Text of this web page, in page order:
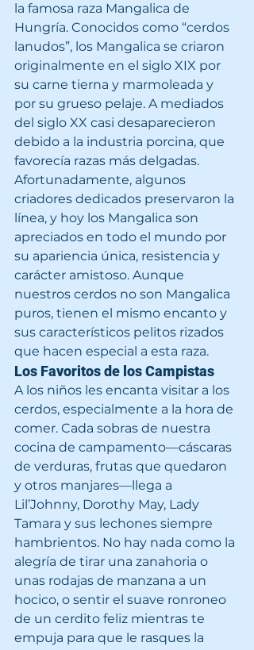
la famosa raza Mangalica de
Hungría. Conocidos como “cerdos
lanudos”, los Mangalica se criaron
originalmente en el siglo XIX por
su carne tierna y marmoleada y
por su grueso pelaje. A mediados
del siglo XX casi desaparecieron
debido a la industria porcina, que
favorecía razas más delgadas.
Afortunadamente, algunos
criadores dedicados preservaron la
línea, y hoy los Mangalica son
apreciados en todo el mundo por
su apariencia única, resistencia y
carácter amistoso. Aunque
nuestros cerdos no son Mangalica
puros, tienen el mismo encanto y
sus característicos pelitos rizados
que hacen especial a esta raza.
Los Favoritos de los Campistas
A los niños les encanta visitar a los
cerdos, especialmente a la hora de
comer. Cada sobras de nuestra
cocina de campamento—cáscaras
de verduras, frutas que quedaron
y otros manjares—llega a
Lil’Johnny, Dorothy May, Lady
Tamara y sus lechones siempre
hambrientos. No hay nada como la
alegría de tirar una zanahoria o
unas rodajas de manzana a un
hocico, o sentir el suave ronroneo
de un cerdito feliz mientras te
empuja para que le rasques la